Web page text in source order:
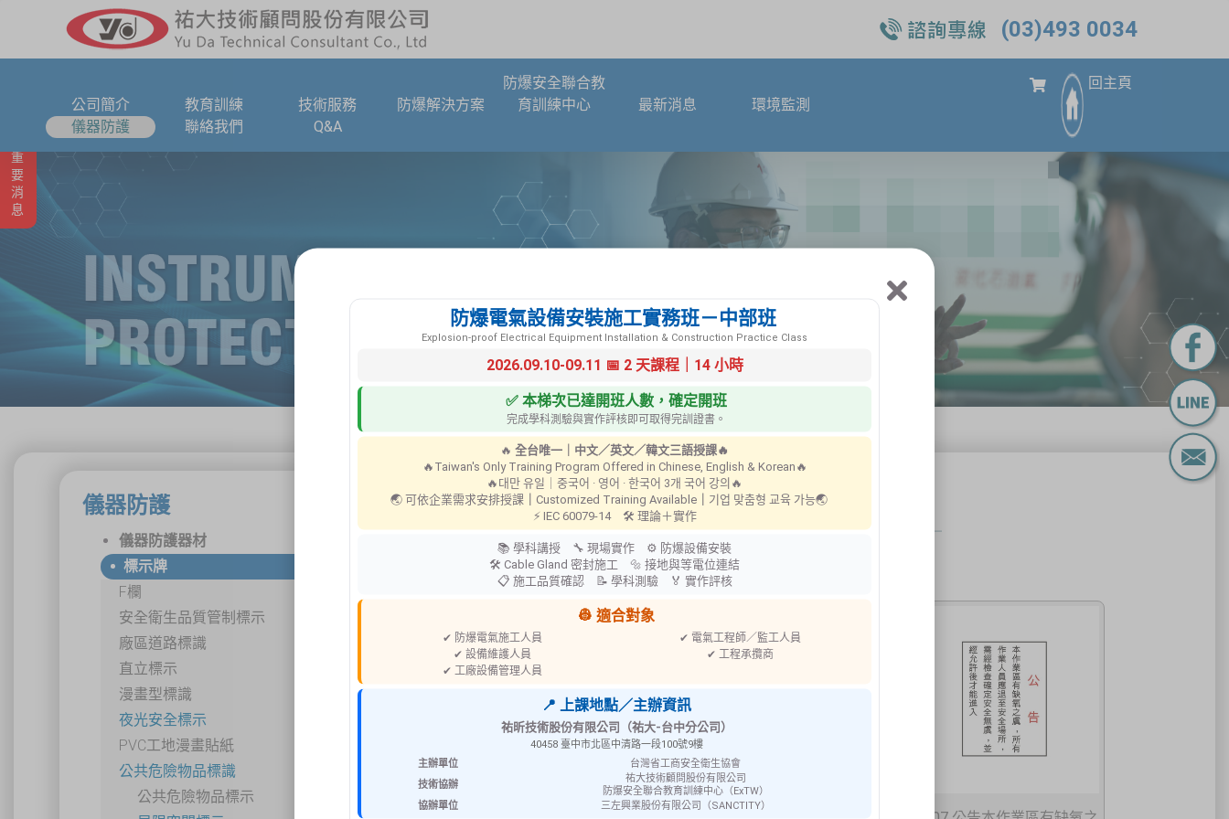
(03)493 0034
公司簡介 教育訓練 技術服務 防爆解決方案
防爆安全聯合教
育訓練中心
最新消息
環境監測
儀器防護
聯絡我們 Q&A
回主頁
重要消息
儀器防護
儀器防護器材
標示牌
F欄
安全衛生品質管制標示
廠區道路標識
直立標示
漫畫型標識
夜光安全標示
PVC工地漫畫貼紙
公共危險物品標識
公共危險物品標示
局限空間標示
防爆電氣設備安裝施工實務班－中部班
Explosion-proof Electrical Equipment Installation & Construction Practice Class
2026.09.10-09.11 📅 2 天課程｜14 小時
✅ 本梯次已達開班人數，確定開班
完成學科測驗與實作評核即可取得完訓證書。
🔥 全台唯一｜中文／英文／韓文三語授課🔥
🔥Taiwan's Only Training Program Offered in Chinese, English & Korean🔥
🔥대만 유일｜중국어 · 영어 · 한국어 3개 국어 강의🔥
🌏 可依企業需求安排授課｜ Customized Training Available｜ 기업 맞춤형 교육 가능🌏
⚡ IEC 60079-14 🛠 理論＋實作
📚 學科講授 🔧 現場實作 ⚙ 防爆設備安裝
🛠 Cable Gland 密封施工 🔩 接地與等電位連結
📋 施工品質確認 📝 學科測驗 🏅 實作評核
👷 適合對象
✔ 防爆電氣施工人員
✔ 電氣工程師／監工人員
✔ 設備維護人員
✔ 工程承攬商
✔ 工廠設備管理人員
📍 上課地點／主辦資訊
祐昕技術股份有限公司（祐大-台中分公司）
40458 臺中市北區中清路一段100號9樓
主辦單位
台灣省工商安全衛生協會
技術協辦
祐大技術顧問股份有限公司
防爆安全聯合教育訓練中心（ExTW）
協辦單位
三左興業股份有限公司（SANCTITY）